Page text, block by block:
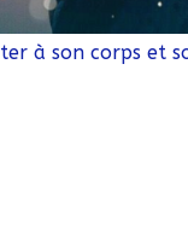
à son corps et